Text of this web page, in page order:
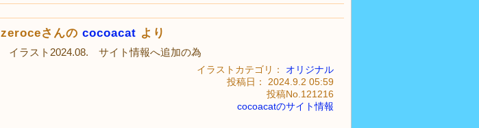
zeroceさんの cocoacat より
イラスト2024.08. サイト情報へ追加の為
イラストカテゴリ： オリジナル
投稿日： 2024.9.2 05:59
投稿No.121216
cocoacatのサイト情報